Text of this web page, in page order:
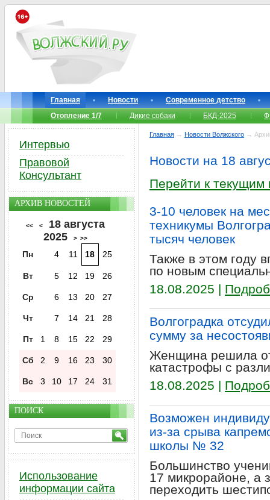
Главная Новости
Современное детство
Отопление 1/7
Дикие собаки БКД-2025
Главная → Новости Волжского →
Новости на 18
Перейти к текущим
3-10 человек на
техникумы
тысяч человек
Также в этом году
по новым
18.08.2025 |
Волгоградка
сумму за
Женщина решила
катастрофы с
18.08.2025 |
Возможен
из-за срыва
школы № 32
Большинство
17 микрорайоне, а
переходить
Интервью
Правовой
Консультант
АРХИВ НОВОСТЕЙ
<< <
18 августа
2025
> >>
Пн 4 11 18 25
Вт 5 12 19 26
Ср 6 13 20 27
Чт 7 14 21 28
Пт 1 8 15 22 29
Сб 2 9 16 23 30
Вс 3 10 17 24 31
ПОИСК
Использование
информации сайта